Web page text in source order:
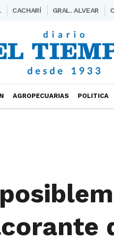
CACHARÍ GRAL. ALVEAR
AGROPECUARIAS POLITICA